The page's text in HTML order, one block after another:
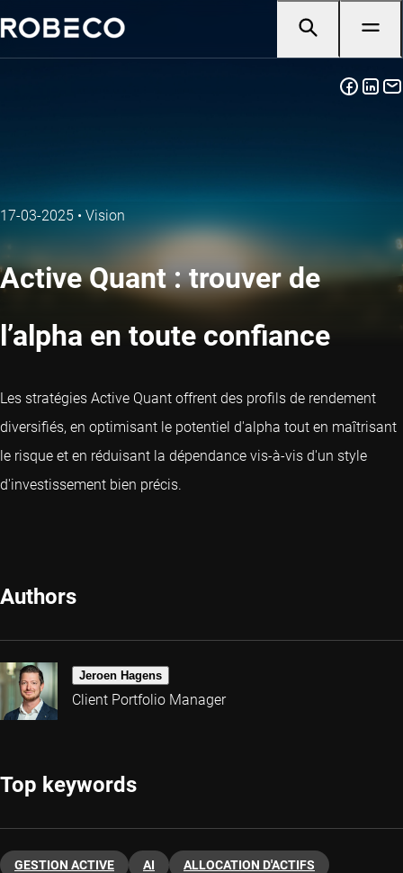
17-03-2025 • Vision
Active Quant : trouver de
l’alpha en toute confiance
Les stratégies Active Quant offrent des profils de rendement
diversifiés, en optimisant le potentiel d'alpha tout en maîtrisant
le risque et en réduisant la dépendance vis-à-vis d'un style
d'investissement bien précis.
Authors
Jeroen Hagens
Client Portfolio Manager
Top keywords
GESTION ACTIVE AI ALLOCATION D'ACTIFS